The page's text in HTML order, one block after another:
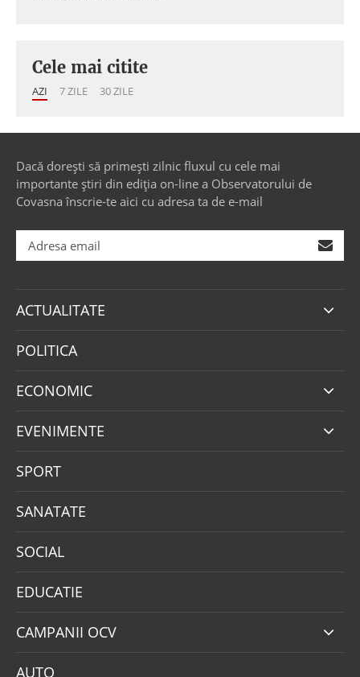
Cele mai citite
AZI 7 ZILE 30 ZILE
Dacă dorești să primești zilnic fluxul cu cele mai
importante știri din ediția on-line a Observatorului de
Covasna înscrie-te aici cu adresa ta de e-mail
ACTUALITATE
POLITICA
ECONOMIC
EVENIMENTE
SPORT
SANATATE
SOCIAL
EDUCATIE
CAMPANII OCV
AUTO